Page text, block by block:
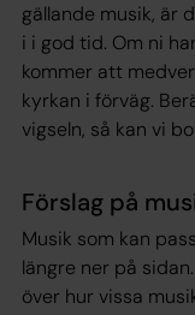
gällande musik, är
i i god tid. Om ni
kommer att
kyrkan i förväg.
vigseln, så kan vi
Förslag på
Musik som kan
längre ner på
över hur vissa